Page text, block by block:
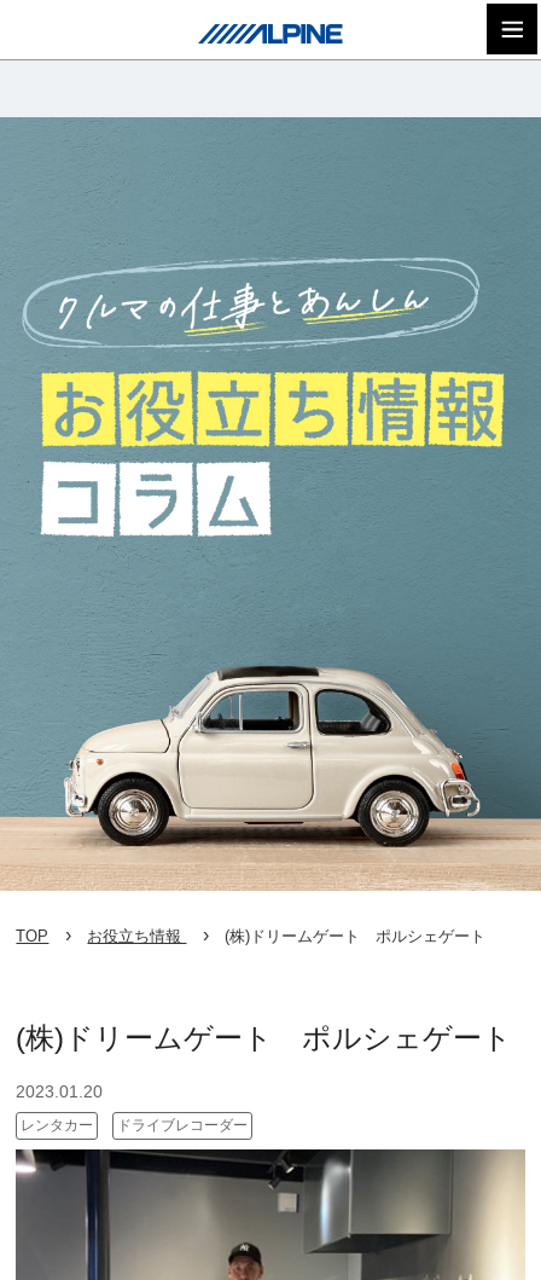
TOP お役立ち情報 (株)ドリームゲート ポルシェゲート
(株)ドリームゲート ポルシェゲート
2023.01.20
レンタカー ドライブレコーダー